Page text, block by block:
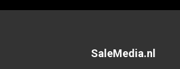
SaleMedia.nl